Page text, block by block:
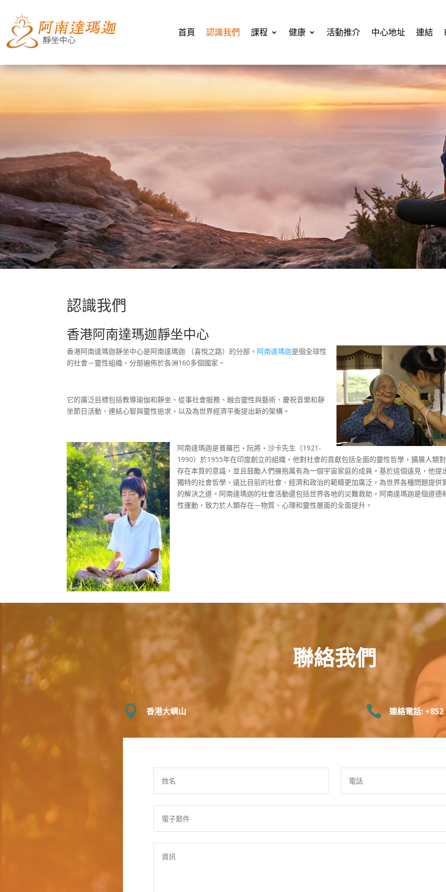
首頁 認識我們 課程 健康 活動推介 中心地址 連結
認識我們
香港阿南達瑪迦靜坐中心
香港阿南達瑪迦靜坐中心是阿南達瑪迦 （喜悅之路）的分部。 阿南達瑪迦是個全球性
的社會－靈性組織，分部遍佈於各洲160多個國家。
它的廣泛目標包括教導瑜伽和靜坐、從事社會服務、融合靈性與藝術、慶祝音樂和靜
坐節日活動、連結心智與靈性追求，以及為世界經濟平衡提出新的架構。
阿南達瑪迦是普羅巴‧阮將‧沙卡先生（1921-
1990）於1955年在印度創立的組織。他對社會的貢獻包括全面的靈性哲學，擴展人類
存在本質的意識，並且鼓勵人們擁抱萬有為一個宇宙家庭的成員。基於這個遠見，他提
獨特的社會哲學，遠比目前的社會、經濟和政治的範疇更加廣泛，為世界各種問題提供
的解決之道。阿南達瑪迦的社會活動還包括世界各地的災難救助。阿南達瑪迦是個道德
性運動，致力於人類存在－物質、心理和靈性層面的全面提升。
聯絡我們
 香港大嶼山  連絡電話: